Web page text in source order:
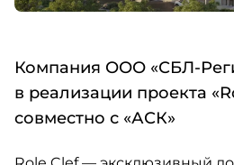
Компания ООО «СБЛ-
в реализации проекта
совместно с «АСК»